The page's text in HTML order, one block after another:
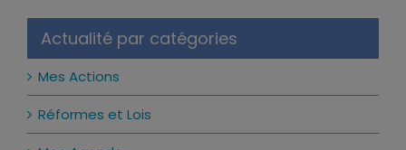
Actualité par catégories
Mes Actions
Réformes et Lois